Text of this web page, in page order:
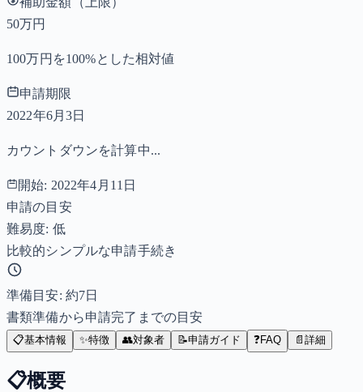
50万円
100万円を100%とした相対値
申請期限
2022年6月3日
カウントダウンを計算中...
開始: 2022年4月11日
申請の目安
難易度: 低
比較的シンプルな申請手続き
準備目安: 約7日
書類準備から申請完了までの目安
📋基本情報 ✨特徴 👥対象者 📝申請ガイド ❓FAQ 📄 詳細
📋概要